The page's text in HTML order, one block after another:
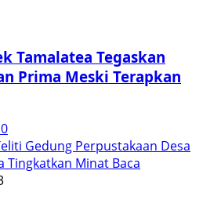
Tamalatea Tegaskan
Prima Meski Terapkan
0
Gedung Perpustakaan Desa
Tingkatkan Minat Baca